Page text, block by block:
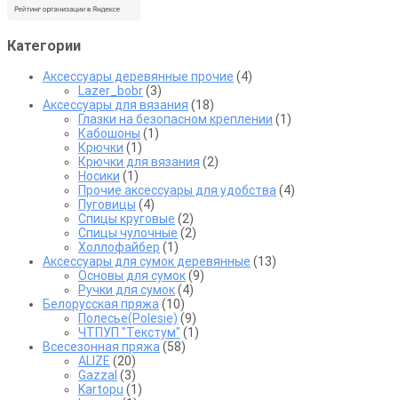
товара.
Категории
Аксессуары деревянные прочие (4)
Lazer_bobr(3)
Аксессуары для вязания (18)
Глазки на безопасном креплении (1)
Кабошоны (1)
Крючки (1)
Крючки для вязания (2)
Носики (1)
Прочие аксессуары для удобства (4)
Пуговицы (4)
Спицы круговые (2)
Спицы чулочные (2)
Холлофайбер (1)
Аксессуары для сумок деревянные (13)
Основы для сумок(9)
Ручки для сумок(4)
Белорусская пряжа (10)
Полесье(Polesie) (9)
ЧТПУП "Текстум" (1)
Всесезонная пряжа (58)
ALIZE (20)
Gazzal (3)
Kartopu (1)